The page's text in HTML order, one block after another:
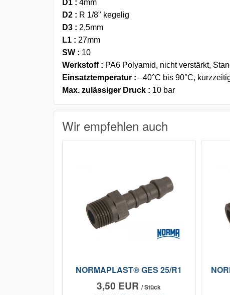
D1 : 4mm
D2 : R 1/8" kegelig
D3 : 2,5mm
L1 : 27mm
SW : 10
Werkstoff : PA6 Polyamid, nicht verstärkt,
Einsatztemperatur : –40°C bis 90°C,
Max. zulässiger Druck : 10 bar
Wir empfehlen auch
NORMAPLAST® GES 25/R1
3,50 EUR/ Stück